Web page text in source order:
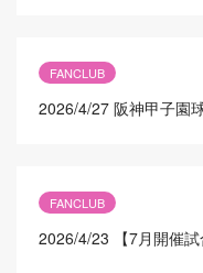
FANCLUB
2026/4/27 阪神甲子園
FANCLUB
2026/4/23 【7月開催